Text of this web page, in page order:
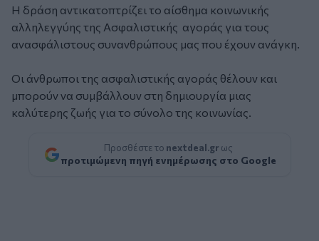
Η δράση αντικατοπτρίζει το αίσθημα κοινωνικής
αλληλεγγύης της Ασφαλιστικής αγοράς για τους
ανασφάλιστους συνανθρώπους μας που έχουν ανάγκη.
Οι άνθρωποι της ασφαλιστικής αγοράς θέλουν και
μπορούν να συμβάλλουν στη δημιουργία μιας
καλύτερης ζωής για το σύνολο της κοινωνίας.
Προσθέστε το nextdeal.gr ως
προτιμώμενη πηγή ενημέρωσης στο Google